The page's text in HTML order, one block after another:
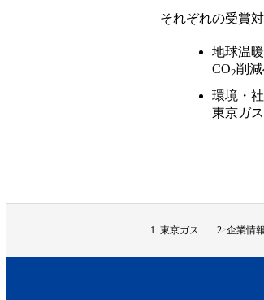
それぞれの受賞
地球温
CO2削
環境・
東京ガ
東京ガス 企業情報